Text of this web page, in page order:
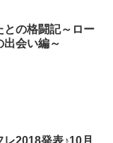
との格闘記～ロー
出会い編～